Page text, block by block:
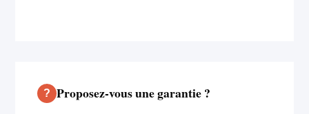
Proposez-vous une garantie ?